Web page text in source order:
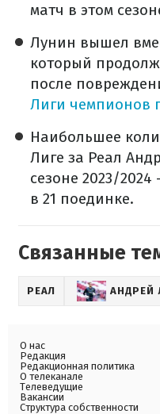
матч в этом
Лунин вышел
который
после
Лиги чемпионов
Наибольшее
Лиге за Реал
сезоне 2023/
в 21 поединке.
Связанные
РЕАЛ АНДРЕЙ
О нас
Редакция
Редакционная политика
О телеканале
Телеведущие
Вакансии
Структура собственности